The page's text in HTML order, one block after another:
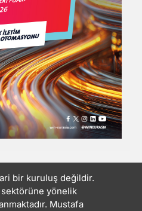
bir kuruluş değildir.
yönelik
Mustafa